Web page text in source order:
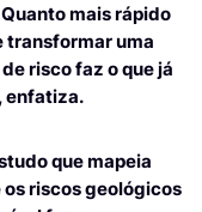
mais rápido
transformar uma
risco faz o que já
enfatiza.
que mapeia
riscos geológicos